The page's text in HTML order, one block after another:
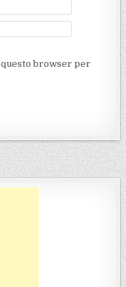
questo browser per